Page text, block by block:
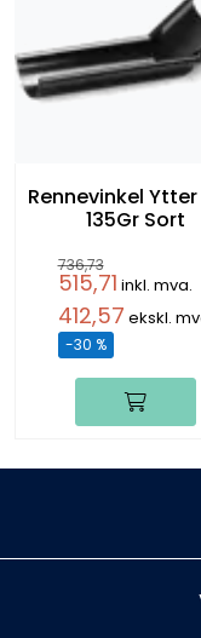
Rennevinkel Ytter
135Gr Sort
736,73
515,71 inkl. mva.
412,57 ekskl.
-30 %